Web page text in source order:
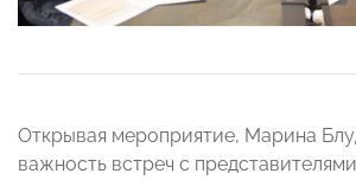
Открывая мероприятие, Марина
важность встреч с